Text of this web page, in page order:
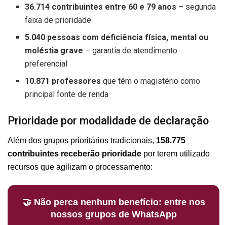
36.714 contribuintes entre 60 e 79 anos – segunda
faixa de prioridade
5.040 pessoas com deficiência física, mental ou
moléstia grave – garantia de atendimento
preferencial
10.871 professores que têm o magistério como
principal fonte de renda
Prioridade por modalidade de declaração
Além dos grupos prioritários tradicionais, 158.775
contribuintes receberão prioridade por terem utilizado
recursos que agilizam o processamento:
🤝 Não perca nenhum benefício: entre nos
nossos grupos de WhatsApp